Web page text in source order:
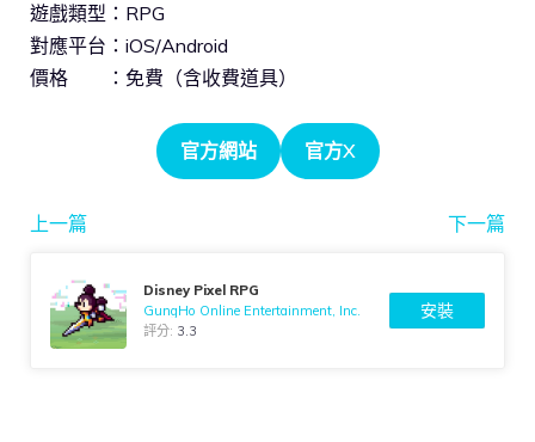
遊戲類型：RPG
對應平台：iOS/Android
價格 ：免費（含收費道具）
官方網站 官方X
上一篇 下一篇
Disney Pixel RPG
GungHo Online Entertainment, Inc.
評分: 3.3
安裝